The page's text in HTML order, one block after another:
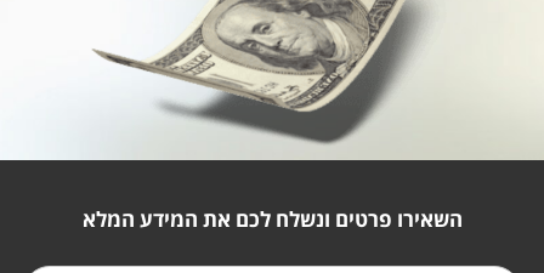
השאירו פרטים ונשלח לכם את המידע המלא